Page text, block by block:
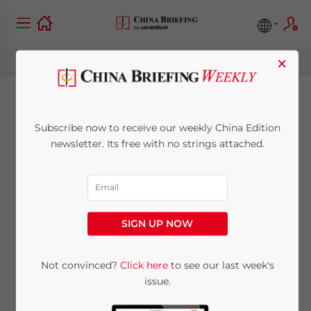
Eine
Entwicklungsbank
für BRICS-Länder
Posted byChina Briefing
2 minutes
29. März – DURBAN/BERLIN. Brasilien,
Russland, Indien, China und Südafrika
×
Subscribe now to receive our weekly China Edition
newsletter. Its free with no strings attached.
SIGN UP NOW
Not convinced? Click hereto see our last week's
issue.